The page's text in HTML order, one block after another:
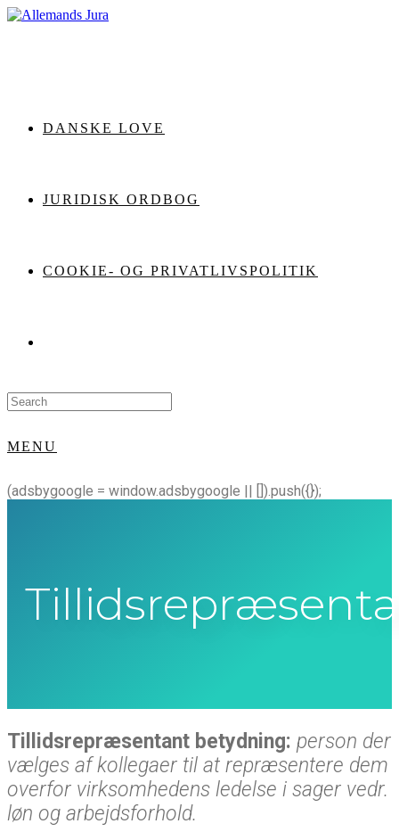
Skip
DANSKE LOVE
JURIDISK ORDBOG
COOKIE- OG PRIVATLIVSPOLITIK
Search
for:
MENU
(adsbygoogle = window.adsbygoogle || []).push({});
Tillidsrepræsentant betydning: person der
vælges af kollegaer til at repræsentere dem
overfor virksomhedens ledelse i sager vedr.
løn og arbejdsforhold.